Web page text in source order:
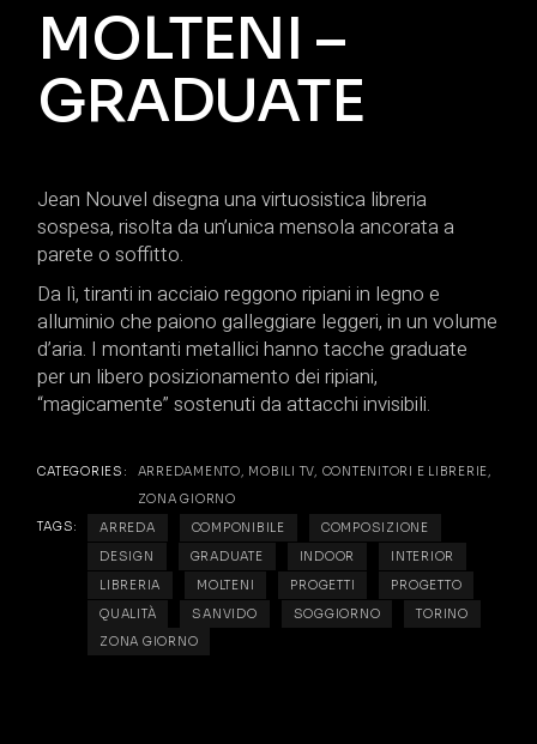
MOLTENI –
GRADUATE
Jean Nouvel disegna una virtuosistica libreria
sospesa, risolta da un’unica mensola ancorata a
parete o soffitto.
Da lì, tiranti in acciaio reggono ripiani in legno e
alluminio che paiono galleggiare leggeri, in un volume
d’aria. I montanti metallici hanno tacche graduate
per un libero posizionamento dei ripiani,
“magicamente” sostenuti da attacchi invisibili.
CATEGORIES: ARREDAMENTO, MOBILI TV, CONTENITORI E LIBRERIE,
ZONA GIORNO
TAGS:
ARREDA COMPONIBILE
COMPOSIZIONE
DESIGN
GRADUATE INDOOR
INTERIOR
LIBRERIA
MOLTENI PROGETTI
PROGETTO
QUALITÀ
SANVIDO SOGGIORNO
TORINO
ZONA GIORNO